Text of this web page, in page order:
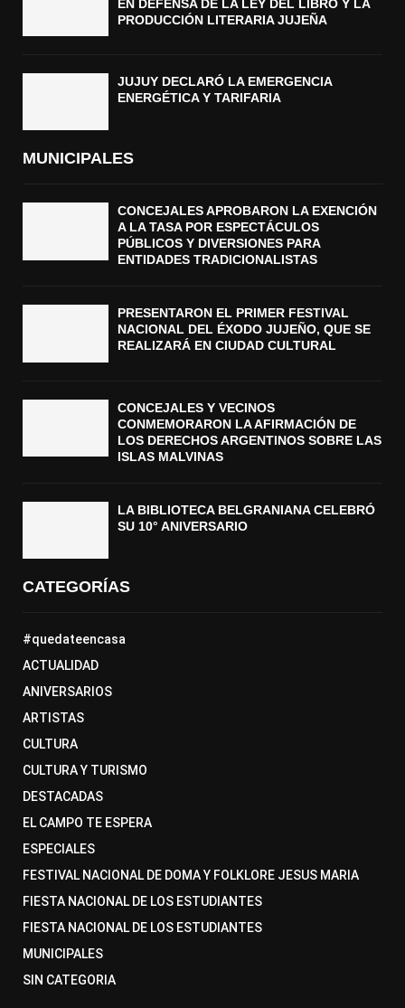
EN DEFENSA DE LA LEY DEL LIBRO Y LA
PRODUCCIÓN LITERARIA JUJEÑA
JUJUY DECLARÓ LA EMERGENCIA
ENERGÉTICA Y TARIFARIA
MUNICIPALES
CONCEJALES APROBARON LA EXENCIÓN
A LA TASA POR ESPECTÁCULOS
PÚBLICOS Y DIVERSIONES PARA
ENTIDADES TRADICIONALISTAS
PRESENTARON EL PRIMER FESTIVAL
NACIONAL DEL ÉXODO JUJEÑO, QUE SE
REALIZARÁ EN CIUDAD CULTURAL
CONCEJALES Y VECINOS
CONMEMORARON LA AFIRMACIÓN DE
LOS DERECHOS ARGENTINOS SOBRE LAS
ISLAS MALVINAS
LA BIBLIOTECA BELGRANIANA CELEBRÓ
SU 10° ANIVERSARIO
CATEGORÍAS
#quedateencasa
ACTUALIDAD
ANIVERSARIOS
ARTISTAS
CULTURA
CULTURA Y TURISMO
DESTACADAS
EL CAMPO TE ESPERA
ESPECIALES
FESTIVAL NACIONAL DE DOMA Y FOLKLORE JESUS MARIA
FIESTA NACIONAL DE LOS ESTUDIANTES
FIESTA NACIONAL DE LOS ESTUDIANTES
MUNICIPALES
SIN CATEGORIA